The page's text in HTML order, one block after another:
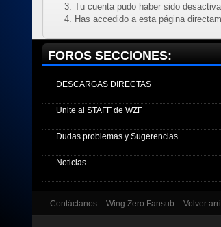
Tu cuenta pudo haber sido
Has accedido a esta página
FOROS SECCIONES:
DESCARGAS DIRECTAS
Unite al STAFF de WZF
Dudas problemas y Sugerencias
Noticias
Contáctanos Wing Zero Fansub Volver